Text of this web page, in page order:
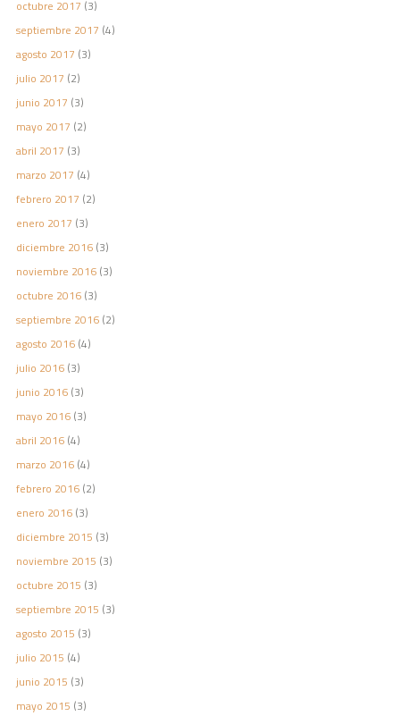
octubre 2017 (3)
septiembre 2017 (4)
agosto 2017 (3)
julio 2017 (2)
junio 2017 (3)
mayo 2017 (2)
abril 2017 (3)
marzo 2017 (4)
febrero 2017 (2)
enero 2017 (3)
diciembre 2016(3)
noviembre 2016(3)
octubre 2016(3)
septiembre 2016(2)
agosto 2016(4)
julio 2016(3)
junio 2016(3)
mayo 2016(3)
abril 2016(4)
marzo 2016(4)
febrero 2016(2)
enero 2016(3)
diciembre 2015 (3)
noviembre 2015 (3)
octubre 2015 (3)
septiembre 2015 (3)
agosto 2015 (3)
julio 2015 (4)
junio 2015 (3)
mayo 2015 (3)